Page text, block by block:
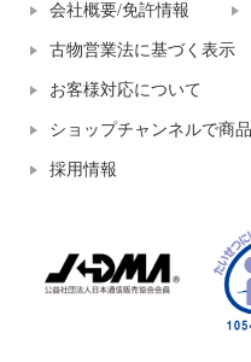
会社概要/免許情報
古物営業法に基づく表示
お客様対応について
ショップチャンネルで商
採用情報